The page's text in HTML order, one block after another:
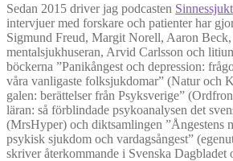
Sedan 2015 driver jag podcasten Sinnessjukt
intervjuer med forskare och patienter har
Sigmund Freud, Margit Norell, Aaron
mentalsjukhuseran, Arvid Carlsson och
böckerna ”Panikångest och depression:
våra vanligaste folksjukdomar” (Natur och
galen: berättelser från Psyksverige”
läran: så förblindade psykoanalysen det
(MrsHyper) och diktsamlingen ”Ångestens
psykisk sjukdom och vardagsångest”
skriver återkommande i Svenska Dagbladet